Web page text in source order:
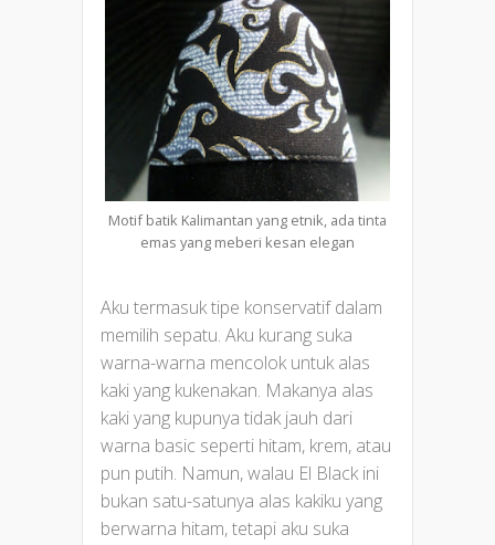
Motif batik Kalimantan yang etnik, ada tinta
emas yang meberi kesan elegan
Aku termasuk tipe konservatif dalam
memilih sepatu. Aku kurang suka
warna-warna mencolok untuk alas
kaki yang kukenakan. Makanya alas
kaki yang kupunya tidak jauh dari
warna basic seperti hitam, krem, atau
pun putih. Namun, walau El Black ini
bukan satu-satunya alas kakiku yang
berwarna hitam, tetapi aku suka